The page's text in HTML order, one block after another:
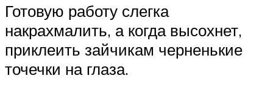
Готовую работу слегка
накрахмалить, а когда высохнет,
приклеить зайчикам черненькие
точечки на глаза.